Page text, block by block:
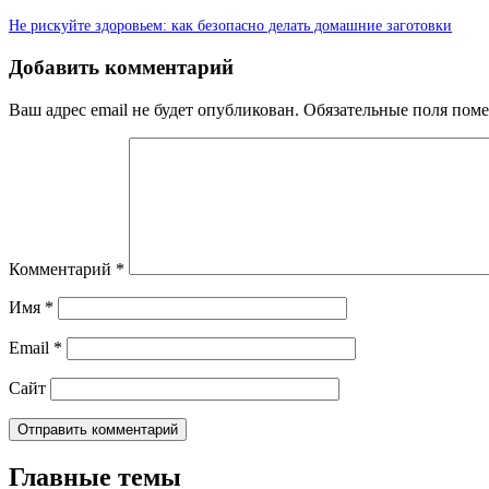
Не рискуйте здоровьем: как безопасно делать домашние заготовки
Добавить комментарий
Ваш адрес email не будет опубликован. Обязательные поля
Комментарий *
Имя *
Email *
Сайт
Главные темы